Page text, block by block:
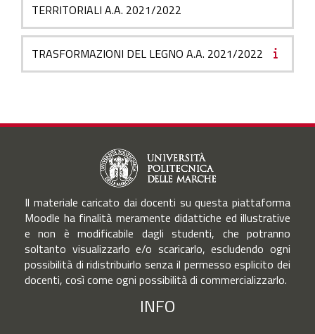
TERRITORIALI A.A. 2021/2022
TRASFORMAZIONI DEL LEGNO A.A. 2021/2022
Il materiale caricato dai docenti su questa piattaforma
Moodle ha finalità meramente didattiche ed illustrative
e non è modificabile dagli studenti, che potranno
soltanto visualizzarlo e/o scaricarlo, escludendo ogni
possibilità di ridistribuirlo senza il permesso esplicito dei
docenti, così come ogni possibilità di commercializzarlo.
INFO